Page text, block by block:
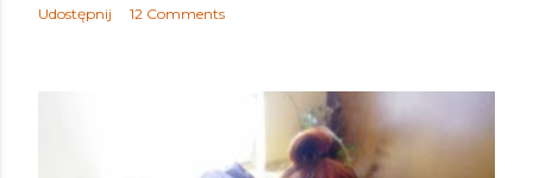
Udostępnij 12 Comments